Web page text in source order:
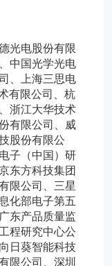
光电股份有限
中国光学光电
、上海三思电
有限公司、杭
浙江大华技术
有限公司、威
股份有限公
子（中国）研
东方科技集团
限公司、三星
化部电子第五
东产品质量监
程研究中心公
日葵智能科技
限公司、深圳